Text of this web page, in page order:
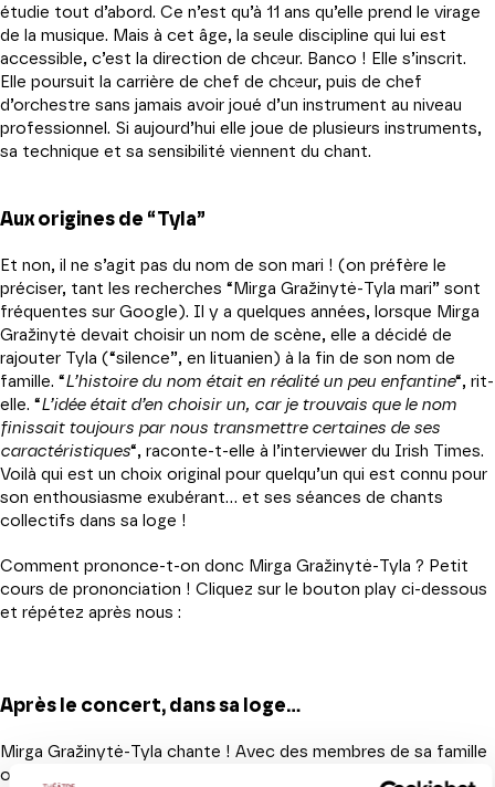
étudie tout d’abord. Ce n’est qu’à 11 ans qu’elle prend le virage
de la musique. Mais à cet âge, la seule discipline qui lui est
accessible, c’est la direction de chœur. Banco ! Elle s’inscrit.
Elle poursuit la carrière de chef de chœur, puis de chef
d’orchestre sans jamais avoir joué d’un instrument au niveau
professionnel. Si aujourd’hui elle joue de plusieurs instruments,
sa technique et sa sensibilité viennent du chant.
Aux origines de “Tyla”
Et non, il ne s’agit pas du nom de son mari ! (on préfère le
préciser, tant les recherches “Mirga Gražinytė-Tyla mari” sont
fréquentes sur Google). Il y a quelques années, lorsque Mirga
Gražinytė devait choisir un nom de scène, elle a décidé de
rajouter Tyla (“silence”, en lituanien) à la fin de son nom de
famille. “L’histoire du nom était en réalité un peu enfantine“, rit-
elle. “L’idée était d’en choisir un, car je trouvais que le nom
finissait toujours par nous transmettre certaines de ses
caractéristiques“, raconte-t-elle à l’interviewer du Irish Times.
Voilà qui est un choix original pour quelqu’un qui est connu pour
son enthousiasme exubérant… et ses séances de chants
collectifs dans sa loge !
Comment prononce-t-on donc Mirga Gražinytė-Tyla ? Petit
cours de prononciation ! Cliquez sur le bouton play ci-dessous
et répétez après nous :
Après le concert, dans sa loge…
Mirga Gražinytė-Tyla chante ! Avec des membres de sa famille
ou des amis qui assistent au concert, ces petites after parties